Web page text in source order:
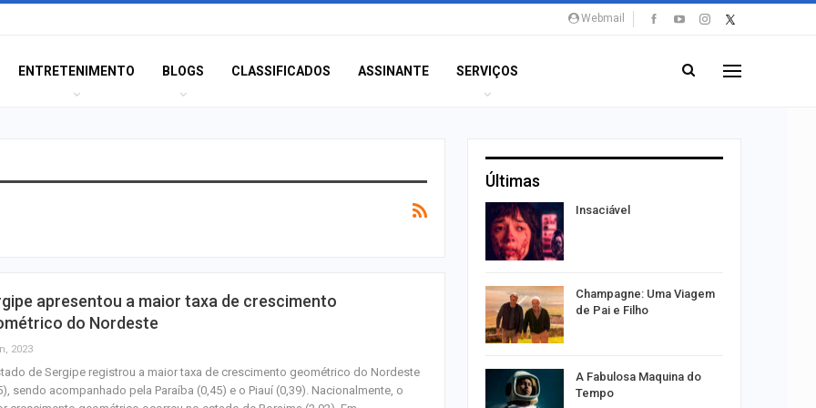
Webmail
ENTRETENIMENTO BLOGS CLASSIFICADOS ASSINANTE SERVIÇOS
apresentou a maior taxa de crescimento
do Nordeste
2023
de Sergipe registrou a maior taxa de crescimento geométrico do Nordeste
sendo acompanhado pela Paraíba (0,45) e o Piauí (0,39). Nacionalmente, o
Últimas
Eventos esportivos alteram
Confira as novas vagas de
emprego em Aracaju
Lei amplia punição a
crimes sexuais online
Insaciável
Champagne: Uma Viagem
de Pai e Filho
A Fabulosa Maquina do
Tempo